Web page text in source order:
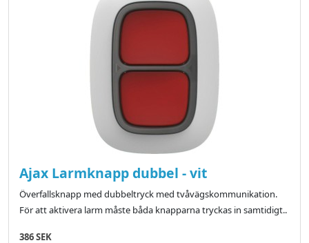
Ajax Larmknapp dubbel - vit
Överfallsknapp med dubbeltryck med tvåvägskommunikation.
För att aktivera larm måste båda knapparna tryckas in samtidigt..
386 SEK